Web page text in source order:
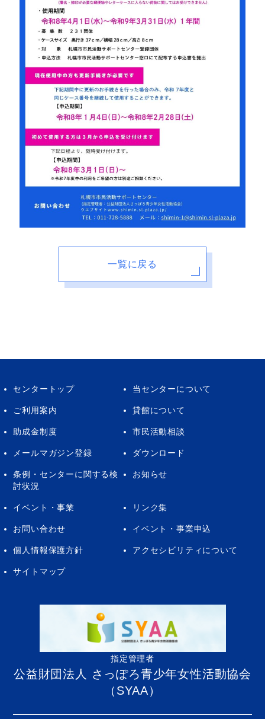
一覧に戻る
センタートップ 当センターについて
ご利用案内 貸館について
助成金制度 市民活動相談
メールマガジン登録 ダウンロード
条例・センターに関する検
討状況
お知らせ
イベント・事業 リンク集
お問い合わせ イベント・事業申込
個人情報保護方針 アクセシビリティについて
サイトマップ
指定管理者
公益財団法人 さっぽろ青少年女性活動協会
（SYAA）